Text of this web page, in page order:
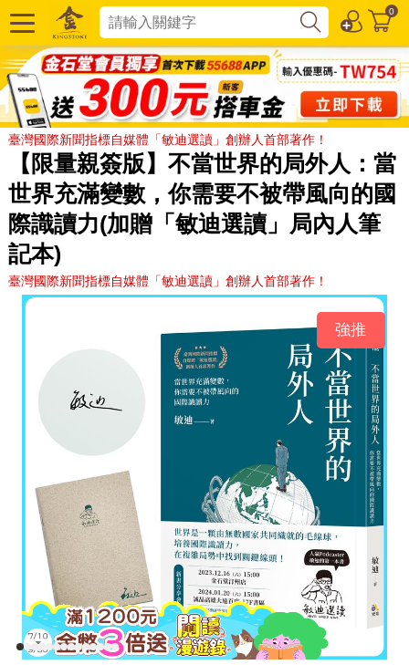
0
臺灣國際新聞指標自媒體「敏迪選讀」創辦人首部著作！
【限量親簽版】不當世界的局外人：當
世界充滿變數，你需要不被帶風向的國
際識讀力(加贈「敏迪選讀」局內人筆
記本)
臺灣國際新聞指標自媒體「敏迪選讀」創辦人首部著作！
強推